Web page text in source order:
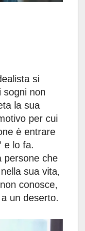
si
sogni non
la sua
per cui
è entrare
e lo fa.
persone che
sua vita,
conosce,
un deserto.